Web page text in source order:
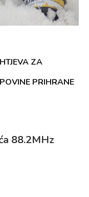
ZA
PRIHRANE
88.2MHz